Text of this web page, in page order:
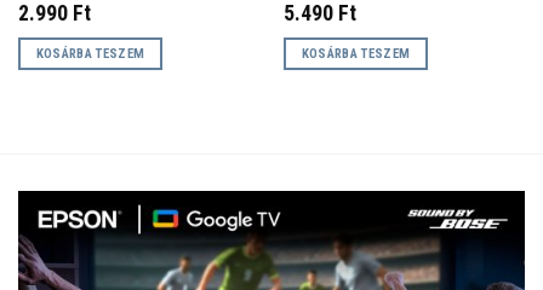
2.990 Ft
KOSÁRBA TESZEM
5.490 Ft
KOSÁRBA TESZEM